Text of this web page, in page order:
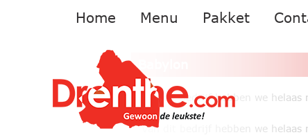
Home Menu Pakket
Van dit bedrijf hebben we
Van dit bedrijf hebben we